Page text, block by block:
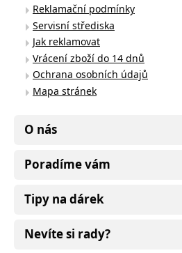
Reklamační podmínky
Servisní střediska
Jak reklamovat
Vrácení zboží do 14 dnů
Ochrana osobních údajů
Mapa stránek
O nás
Poradíme vám
Tipy na dárek
Nevíte si rady?